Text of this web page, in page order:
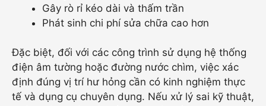
Gây rò rỉ kéo dài và thấm trần
Phát sinh chi phí sửa chữa cao hơn
Đặc biệt, đối với các công trình sử dụng hệ thống
điện âm tường hoặc đường nước chìm, việc xác
định đúng vị trí hư hỏng cần có kinh nghiệm thực
tế và dụng cụ chuyên dụng. Nếu xử lý sai kỹ thuật,